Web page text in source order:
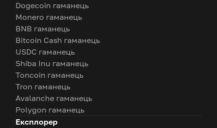
Dogecoin гаманець
Monero гаманець
BNB гаманець
Bitcoin Cash гаманець
USDC гаманець
Shiba Inu гаманець
Toncoin гаманець
Tron гаманець
Avalanche гаманець
Polygon гаманець
Експлорер